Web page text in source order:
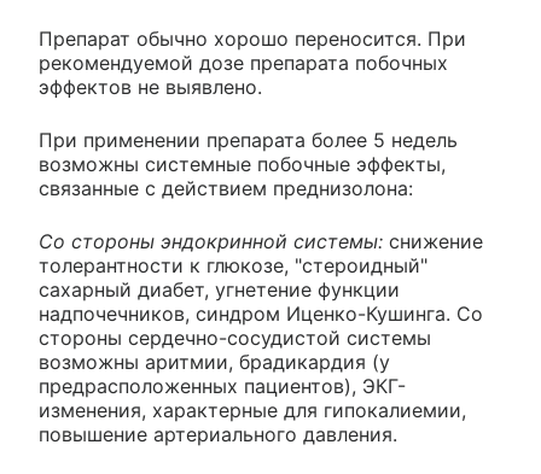
Препарат обычно хорошо переносится. При
рекомендуемой дозе препарата побочных
эффектов не выявлено.
При применении препарата более 5 недель
возможны системные побочные эффекты,
связанные с действием преднизолона:
Со стороны эндокринной системы: снижение
толерантности к глюкозе, "стероидный"
сахарный диабет, угнетение функции
надпочечников, синдром Иценко-Кушинга. Со
стороны сердечно-сосудистой системы
возможны аритмии, брадикардия (у
предрасположенных пациентов), ЭКГ-
изменения, характерные для гипокалиемии,
повышение артериального давления.